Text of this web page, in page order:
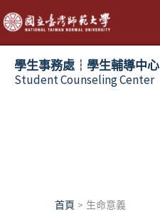
跳
至
主
學生事務處┆學生輔導中心
Student Counseling Center
首頁 生命意義